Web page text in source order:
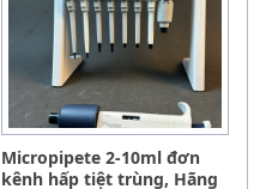
Micropipete 2-10ml đơn
kênh hấp tiệt trùng, Hãng